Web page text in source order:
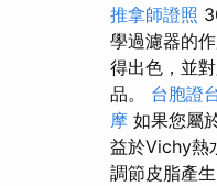
推拿師證照
學過濾器的
得出色，並
品。 台胞證
摩 如果您屬
益於Vichy熱
調節皮脂產